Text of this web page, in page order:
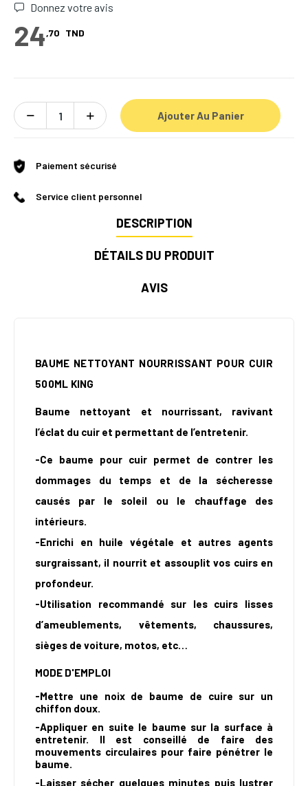
Donnez votre avis
24,70 TND
Ajouter Au Panier
Paiement sécurisé
Service client personnel
DESCRIPTION
DÉTAILS DU PRODUIT
AVIS
BAUME NETTOYANT NOURRISSANT POUR CUIR
500ML KING
Baume nettoyant et nourrissant, ravivant
l’éclat du cuir et permettant de l’entretenir.
-Ce baume pour cuir permet de contrer les
dommages du temps et de la sécheresse
causés par le soleil ou le chauffage des
intérieurs.
-Enrichi en huile végétale et autres agents
surgraissant, il nourrit et assouplit vos cuirs en
profondeur.
-Utilisation recommandé sur les cuirs lisses
d’ameublements, vêtements, chaussures,
sièges de voiture, motos, etc…
MODE D'EMPLOI
-Mettre une noix de baume de cuire sur un
chiffon doux.
-Appliquer en suite le baume sur la surface à
entretenir. Il est conseillé de faire des
mouvements circulaires pour faire pénétrer le
baume.
-Laisser sécher quelques minutes puis lustrer